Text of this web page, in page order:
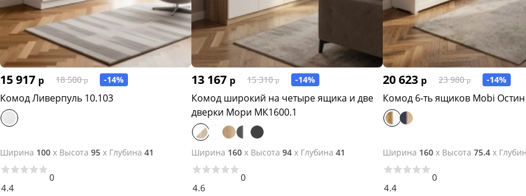
15 917 р 18 500 р -14%
Комод Ливерпуль 10.103
Ширина 100 x Высота 95 x Глубина 41
4.4
0
13 167 р 15 310 р -14%
Комод широкий на четыре ящика и две
дверки Мори МК1600.1
Ширина 160 x Высота 94 x Глубина 41
4.6
0
20 623 р 23 980 р -14%
Комод 6-ть ящиков Mobi Остин
Ширина 160 x Высота 75.4 x
4.4
0